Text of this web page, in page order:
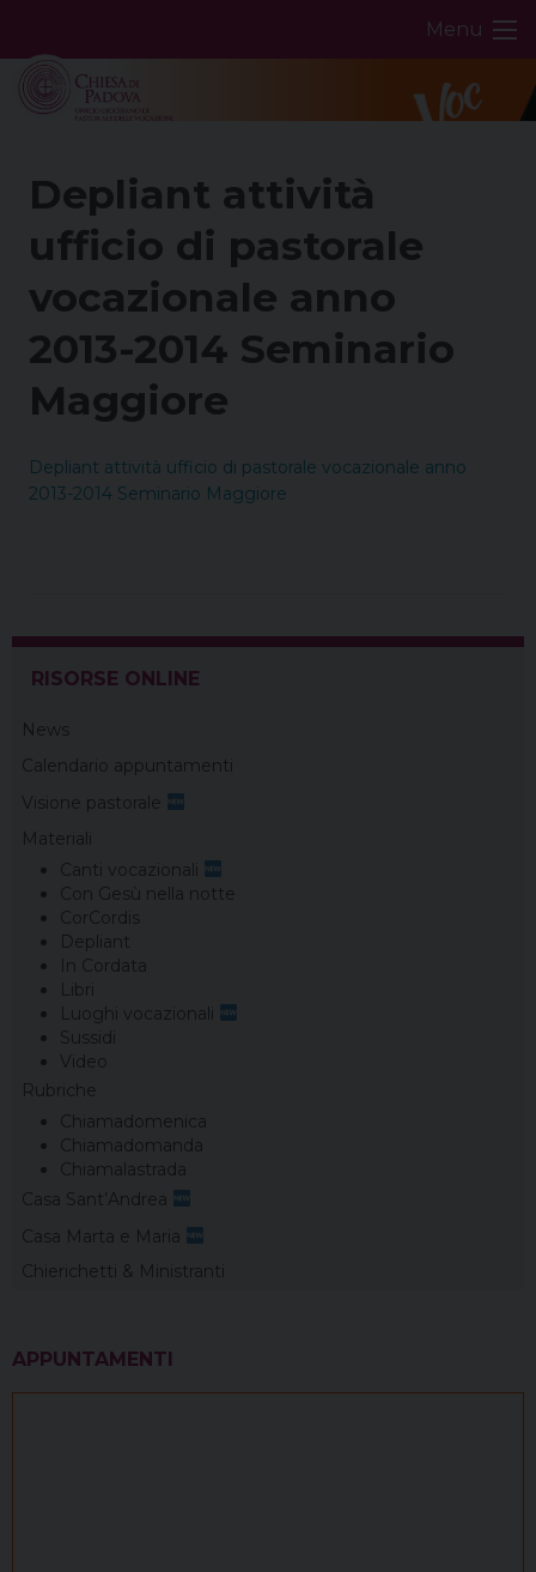
content
Menu
Depliant attività
ufficio di pastorale
vocazionale anno
2013-2014 Seminario
Maggiore
Depliant attività ufficio di pastorale vocazionale anno
2013-2014 Seminario Maggiore
RISORSE ONLINE
News
Calendario appuntamenti
Visione pastorale
Materiali
Canti vocazionali
Con Gesù nella notte
CorCordis
Depliant
In Cordata
Libri
Luoghi vocazionali
Sussidi
Video
Rubriche
Chiamadomenica
Chiamadomanda
Chiamalastrada
Casa Sant’Andrea
Casa Marta e Maria
Chierichetti & Ministranti
APPUNTAMENTI